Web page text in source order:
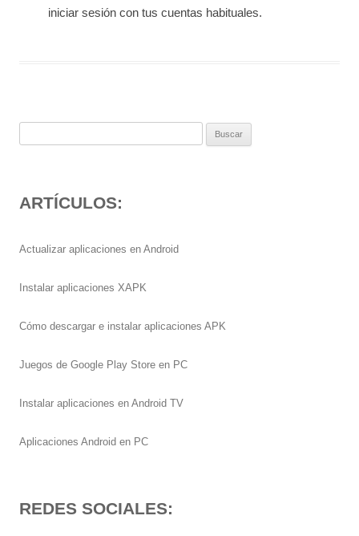
iniciar sesión con tus cuentas habituales.
ARTÍCULOS:
Actualizar aplicaciones en Android
Instalar aplicaciones XAPK
Cómo descargar e instalar aplicaciones APK
Juegos de Google Play Store en PC
Instalar aplicaciones en Android TV
Aplicaciones Android en PC
REDES SOCIALES: